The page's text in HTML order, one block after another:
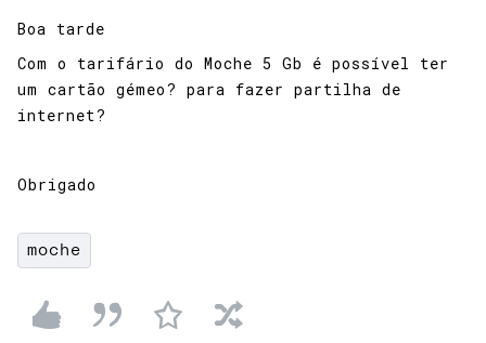
Boa tarde
Com o tarifário do Moche 5 Gb é possível ter
um cartão gémeo? para fazer partilha de
internet?
Obrigado
moche